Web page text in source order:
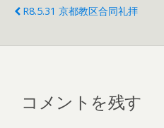
R8.5.31 京都教区合同礼拝
コメントを残す